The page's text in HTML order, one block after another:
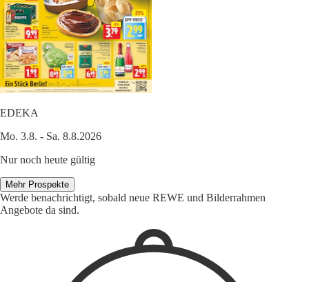
EDEKA
Mo. 3.8. - Sa. 8.8.2026
Nur noch heute gültig
Mehr Prospekte
Werde benachrichtigt, sobald neue REWE und Bilderrahmen
Angebote da sind.